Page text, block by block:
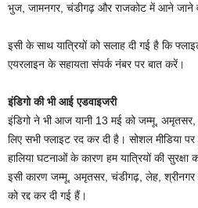
भुज, जामनगर, चंडीगढ़ और राजकोट में आने जाने
इसी के साथ यात्रियों को सलाह दी गई है कि
एयरलाइन के सहायता संपर्क नंबर पर बात करें।
इंडिगो की भी आई एडवाइजरी
इंडिगो ने भी आज यानी 13 मई को जम्मू,
लिए सभी फ्लाइट रद कर दी है। सोशल मीडिया
हालिया घटनाओं के कारण हम यात्रियों की सुरक्षा
इसी कारण जम्मू, अमृतसर, चंडीगढ़, लेह,
को रद्द कर दी गई हैं।